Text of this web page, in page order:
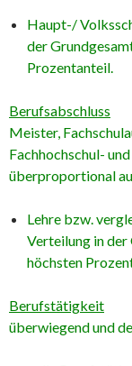
Haupt-/
der
Prozentanteil.
Berufsabschluss
Meister,
Fachhochschul-
überproportional
Lehre bzw.
Verteilung in der
höchsten
Berufstätigkeit
überwiegend und